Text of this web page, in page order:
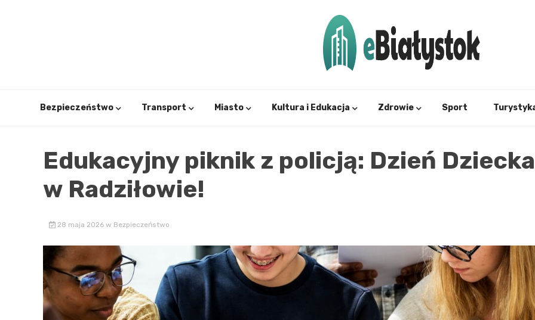
Bezpieczeństwo Transport Miasto Kultura i Edukacja Zdrowie Sport
Edukacyjny piknik z policją: Dzień Dziecka
w Radziłowie!
28 maja 2026 w Bezpieczeństwo